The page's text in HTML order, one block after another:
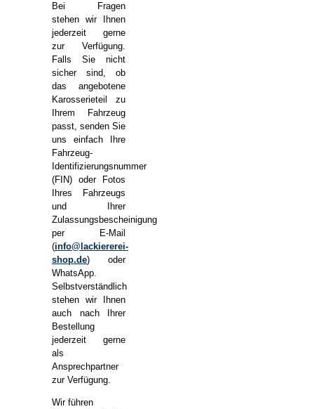
Bei Fragen
stehen wir Ihnen
jederzeit gerne
zur Verfügung.
Falls Sie nicht
sicher sind, ob
das angebotene
Karosserieteil zu
Ihrem Fahrzeug
passt, senden Sie
uns einfach Ihre
Fahrzeug-
Identifizierungsnummer
(FIN) oder Fotos
Ihres Fahrzeugs
und Ihrer
Zulassungsbescheinigung
per E-Mail
(info@lackiererei-
shop.de) oder
WhatsApp.
Selbstverständlich
stehen wir Ihnen
auch nach Ihrer
Bestellung
jederzeit gerne
als
Ansprechpartner
zur Verfügung.
Wir führen